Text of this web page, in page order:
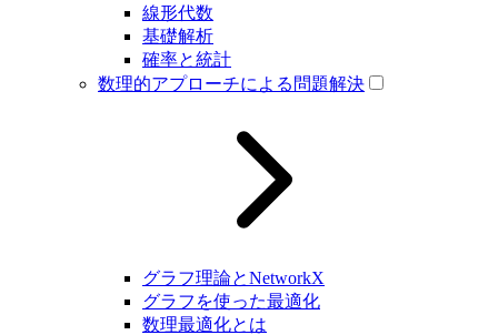
線形代数
基礎解析
確率と統計
数理的アプローチによる問題解決
グラフ理論とNetworkX
グラフを使った最適化
数理最適化とは